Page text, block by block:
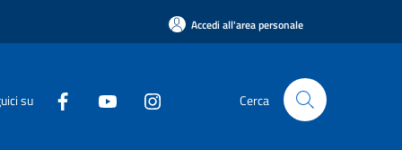
Accedi all'area personale
su Cerca